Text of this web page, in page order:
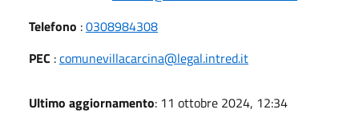
Telefono :0308984308
PEC :comunevillacarcina@legal.intred.it
Ultimo aggiornamento: 11 ottobre 2024, 12:34